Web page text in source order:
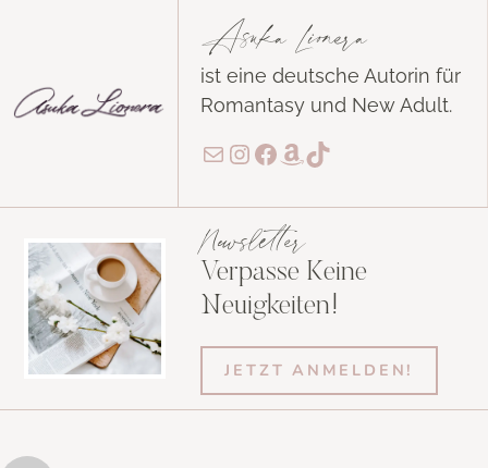
Asuka Lionera
ist eine deutsche Autorin für
Romantasy und New Adult.
E-MailInstagram
Facebook
Amazon
TikTok
Newsletter
Verpasse Keine
Neuigkeiten!
JETZT ANMELDEN!